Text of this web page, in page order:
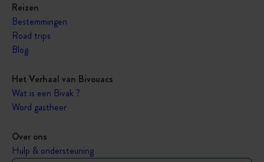
Reizen
Bestemmingen
Road trips
Blog
Het Verhaal van Bivouacs
Wat is een Bivak ?
Word gastheer
Over ons
Hulp & ondersteuning